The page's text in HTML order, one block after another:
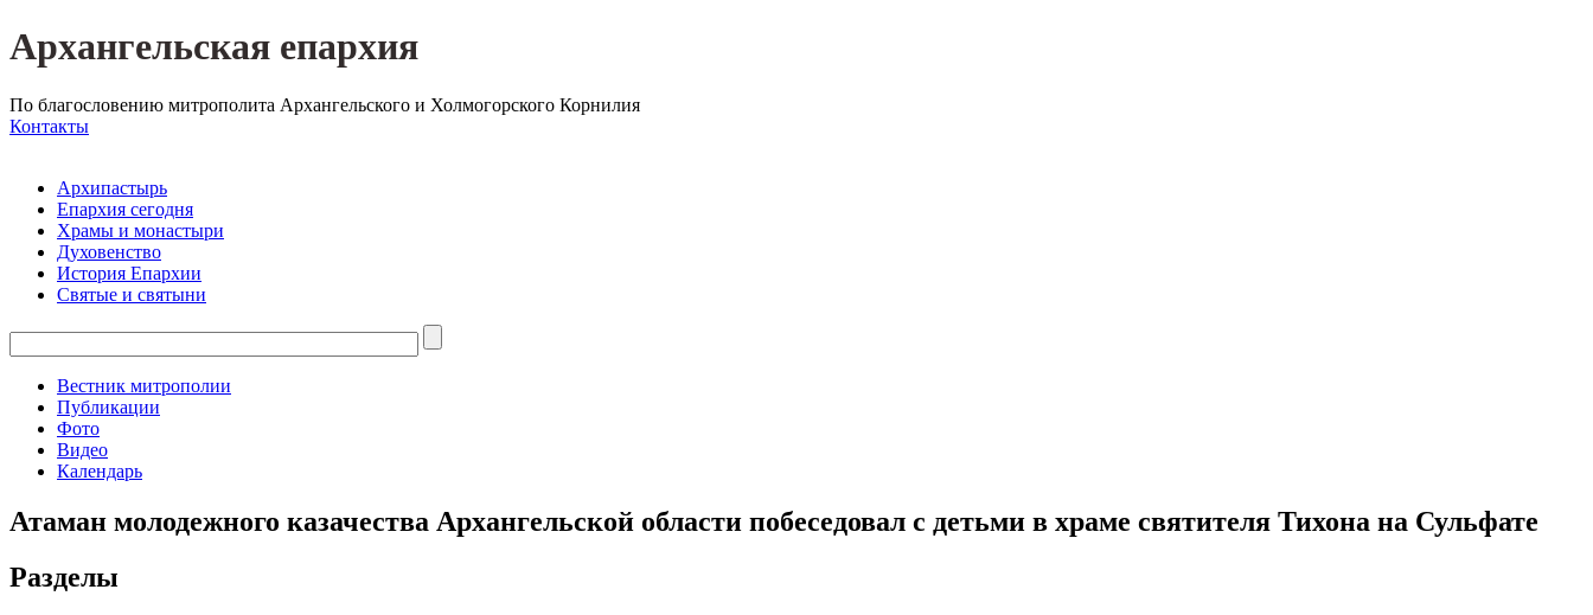
Архангельская епархия
По благословению митрополита Архангельского и Холмогорского Корнилия
Контакты
Архипастырь
Епархия сегодня
Храмы и монастыри
Духовенство
История Епархии
Святые и святыни
Вестник митрополии
Публикации
Фото
Видео
Календарь
Атаман молодежного казачества Архангельской области побеседовал с детьми в храме святителя Тихона на Сульфате
Разделы